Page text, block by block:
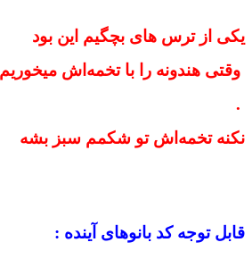
یکی از ترس های بچگیم این بود
وقتی هندونه را با تخمه‌اش میخوریم
.
نکنه تخمه‌اش تو شکمم سبز بشه
قابل توجه کد بانوهای آینده :